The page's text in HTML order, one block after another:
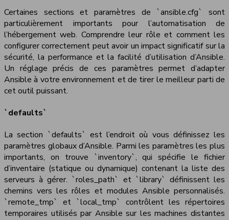
Certaines sections et paramètres de `ansible.cfg` sont
particulièrement importants pour l’automatisation de
l’hébergement web. Comprendre leur rôle et comment les
configurer correctement peut avoir un impact significatif sur la
sécurité, la performance et la facilité d’utilisation d’Ansible.
Un réglage précis de ces paramètres permet d’adapter
Ansible à votre environnement et de tirer le meilleur parti de
cet outil puissant.
`defaults`
La section `defaults` est l’endroit où vous définissez les
paramètres globaux d’Ansible. Parmi les paramètres les plus
importants, on trouve `inventory`, qui spécifie le fichier
d’inventaire (statique ou dynamique) contenant la liste des
serveurs à gérer. `roles_path` et `library` définissent les
chemins vers les rôles et modules Ansible personnalisés.
`remote_tmp` et `local_tmp` contrôlent les répertoires
temporaires utilisés par Ansible sur les machines distantes